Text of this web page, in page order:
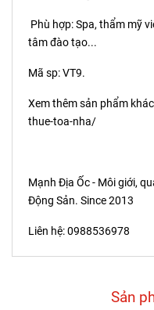
Phù hợp: Spa, thẩm mỹ
tâm đào tạo...
Mã sp: VT9.
Xem thêm sản phẩm
thue-toa-nha/
Mạnh Địa Ốc - Môi giới,
Động Sản. Since 2013
Liên hệ: 0988536978
Sản